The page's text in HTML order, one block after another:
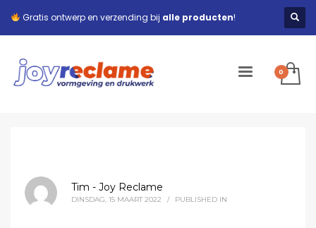
Gratis ontwerp en verzending bij alle producten!
Tim - Joy Reclame
DINSDAG, 15 MAART 2022 / PUBLISHED IN